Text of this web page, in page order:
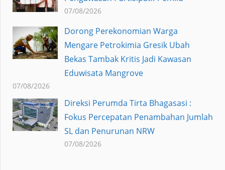
07/08/2026
Dorong Perekonomian Warga
Mengare Petrokimia Gresik Ubah
Bekas Tambak Kritis Jadi Kawasan
Eduwisata Mangrove
07/08/2026
Direksi Perumda Tirta Bhagasasi :
Fokus Percepatan Penambahan Jumlah
SL dan Penurunan NRW
07/08/2026